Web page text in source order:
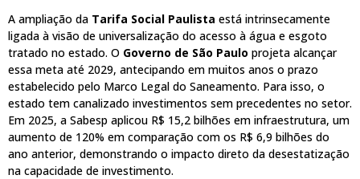
A ampliação da Tarifa Social Paulista está intrinsecamente
ligada à visão de universalização do acesso à água e esgoto
tratado no estado. O Governo de São Paulo projeta alcançar
essa meta até 2029, antecipando em muitos anos o prazo
estabelecido pelo Marco Legal do Saneamento. Para isso, o
estado tem canalizado investimentos sem precedentes no setor.
Em 2025, a Sabesp aplicou R$ 15,2 bilhões em infraestrutura, um
aumento de 120% em comparação com os R$ 6,9 bilhões do
ano anterior, demonstrando o impacto direto da desestatização
na capacidade de investimento.